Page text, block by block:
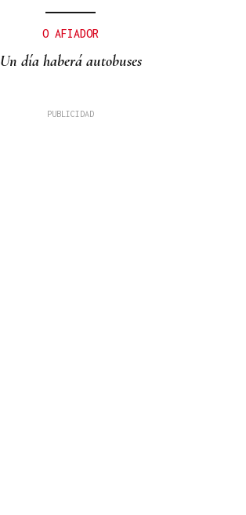
O AFIADOR
Un día haberá autobuses